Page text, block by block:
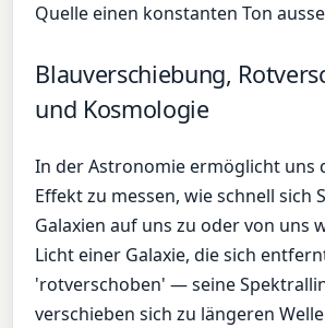
Quelle einen konstanten Ton
Blauverschiebung,
und Kosmologie
In der Astronomie ermöglicht uns
Effekt zu messen, wie schnell sich
Galaxien auf uns zu oder von uns
Licht einer Galaxie, die sich
'rotverschoben' — seine
verschieben sich zu längeren